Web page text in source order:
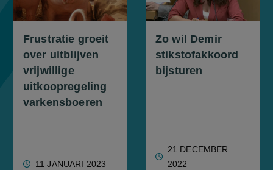
Frustratie groeit
over uitblijven
vrijwillige
uitkoopregeling
varkensboeren
11 JANUARI 2023
Zo wil Demir
stikstofakkoord
bijsturen
21 DECEMBER
2022